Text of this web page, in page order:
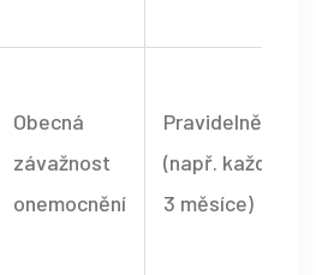
Obecná
závažnost
onemocnění
Pravidelně
(např. každé
3 měsíce)